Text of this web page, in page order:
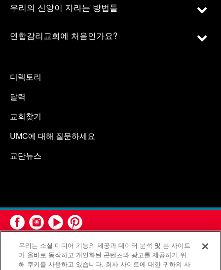
우리의 신앙이 자라는 방법들
연합감리교회에 처음인가요?
디렉토리
달력
교회찾기
UMC에 대해 질문하세요
교단뉴스
우리는 소셜 미디어 기능의 제공과 데이터 분석 및 본 사이트
가 올바로 동작하고 개인화된 콘텐츠와 광고를 제공하기 위
해 쿠키를 사용하고 있습니다. 회사 사이트에 대한 귀하의 사